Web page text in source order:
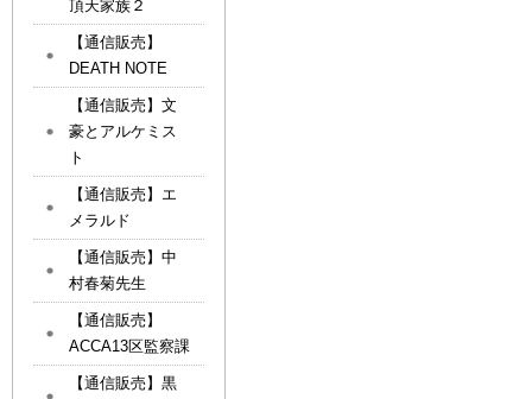
頂天家族２
【通信販売】
DEATH NOTE
【通信販売】文
豪とアルケミス
ト
【通信販売】エ
メラルド
【通信販売】中
村春菊先生
【通信販売】
ACCA13区監察課
【通信販売】黒